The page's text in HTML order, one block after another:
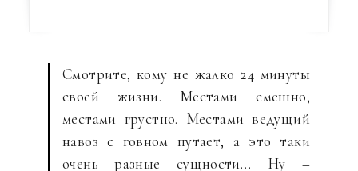
Смотрите, кому не жалко 24 минуты
своей жизни. Местами смешно,
местами грустно. Местами ведущий
навоз с говном путает, а это таки
очень разные сущности… Ну –